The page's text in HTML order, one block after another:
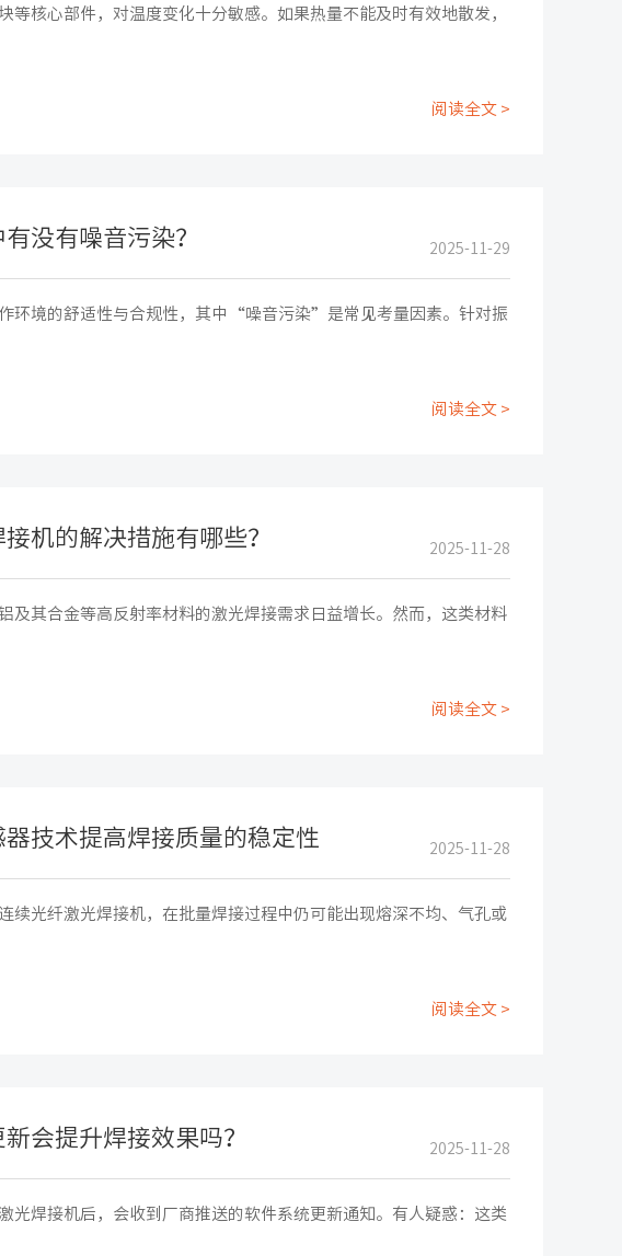
等核心部件，对温度变化十分敏感。如果热量不能及时有效地散发，
阅读全文 >
没有噪音污染？ 2025-11-29
环境的舒适性与合规性，其中“噪音污染”是常见考量因素。针对振
阅读全文 >
机的解决措施有哪些？ 2025-11-28
及其合金等高反射率材料的激光焊接需求日益增长。然而，这类材料
阅读全文 >
技术提高焊接质量的稳定性 2025-11-28
续光纤激光焊接机，在批量焊接过程中仍可能出现熔深不均、气孔或
阅读全文 >
会提升焊接效果吗？ 2025-11-28
光焊接机后，会收到厂商推送的软件系统更新通知。有人疑惑：这类